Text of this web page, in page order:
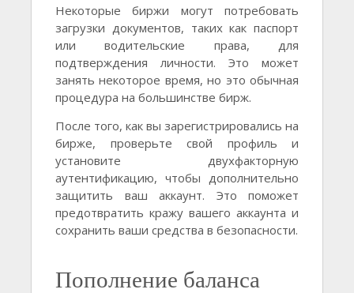
Некоторые биржи могут потребовать
загрузки документов, таких как паспорт
или водительские права, для
подтверждения личности. Это может
занять некоторое время, но это обычная
процедура на большинстве бирж.
После того, как вы зарегистрировались на
бирже, проверьте свой профиль и
установите двухфакторную
аутентификацию, чтобы дополнительно
защитить ваш аккаунт. Это поможет
предотвратить кражу вашего аккаунта и
сохранить ваши средства в безопасности.
Пополнение баланса